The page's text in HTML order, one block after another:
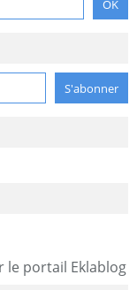
le portail Eklablog